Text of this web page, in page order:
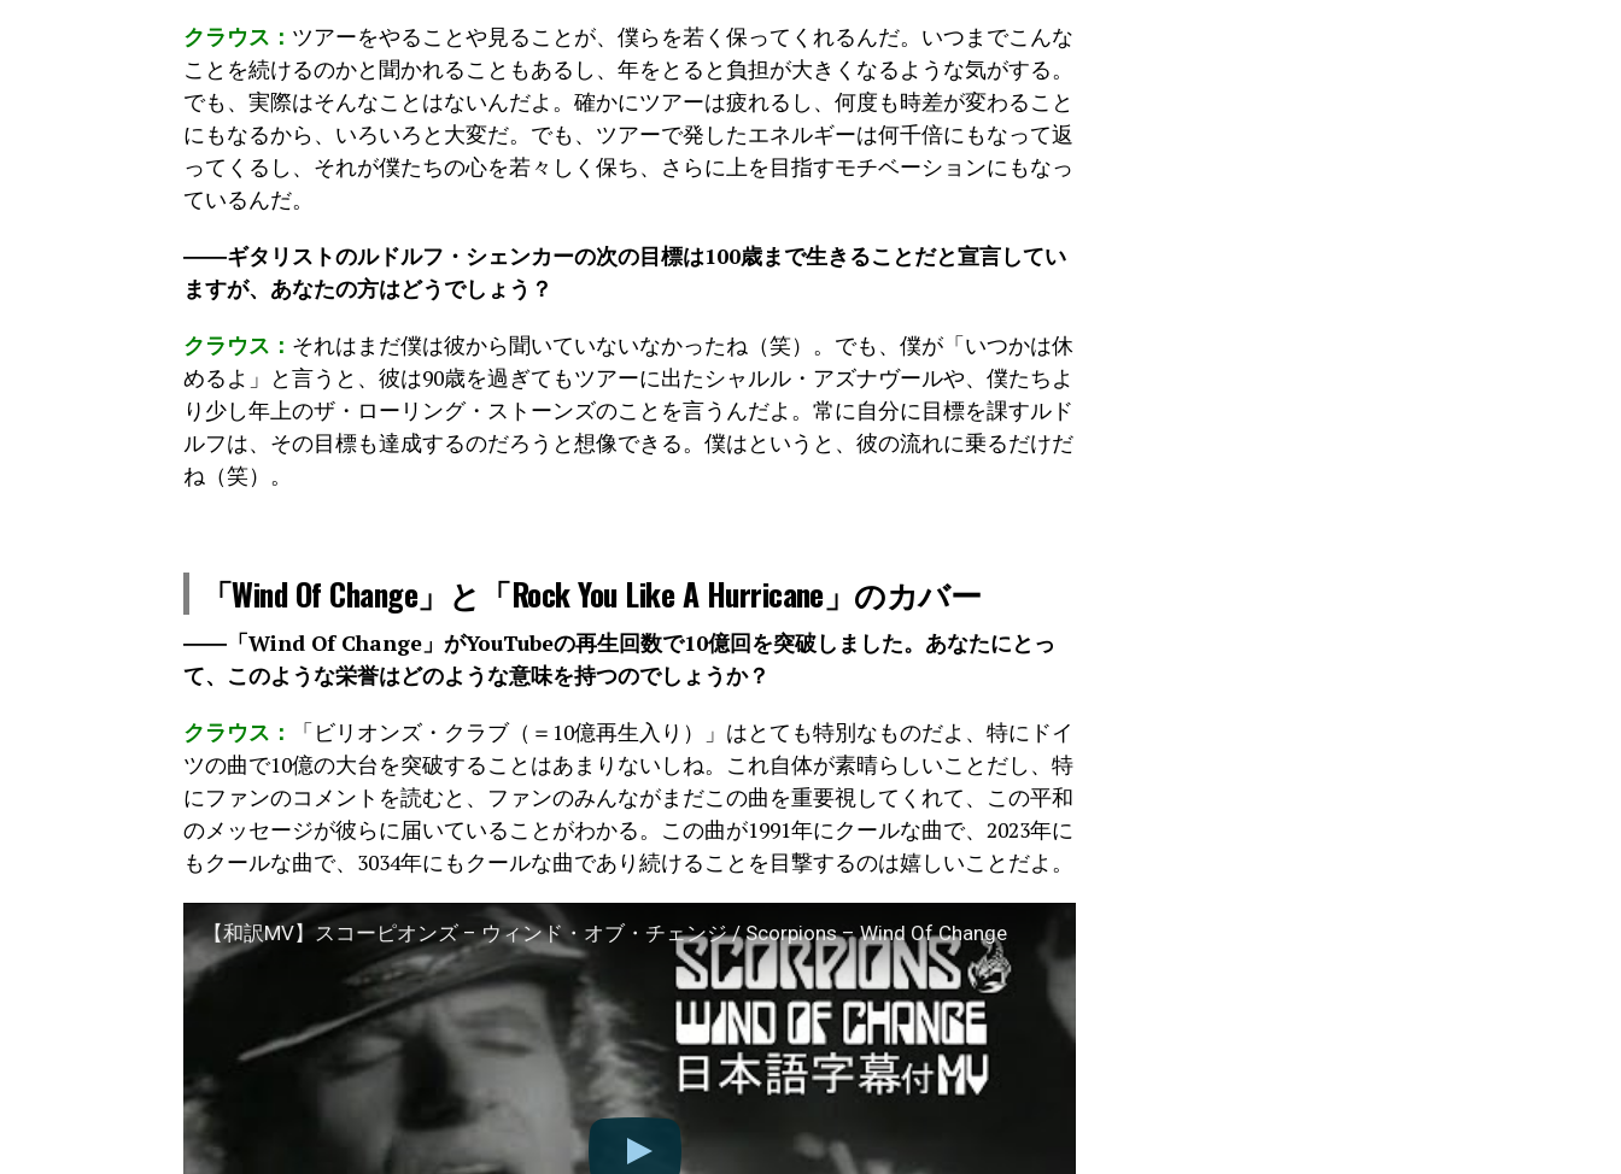
クラウス： ツアーをやることや見ることが、僕らを若く保ってくれるんだ。いつまでこんな
ことを続けるのかと聞かれることもあるし、年をとると負担が大きくなるような気がする。
でも、実際はそんなことはないんだよ。確かにツアーは疲れるし、何度も時差が変わること
にもなるから、いろいろと大変だ。でも、ツアーで発したエネルギーは何千倍にもなって返
ってくるし、それが僕たちの心を若々しく保ち、さらに上を目指すモチベーションにもなっ
ているんだ。
――ギタリストのルドルフ・シェンカーの次の目標は100歳まで生きることだと宣言してい
ますが、あなたの方はどうでしょう？
クラウス： それはまだ僕は彼から聞いていないなかったね（笑）。でも、僕が「いつかは休
めるよ」と言うと、彼は90歳を過ぎてもツアーに出たシャルル・アズナヴールや、僕たちよ
り少し年上のザ・ローリング・ストーンズのことを言うんだよ。常に自分に目標を課すルド
ルフは、その目標も達成するのだろうと想像できる。僕はというと、彼の流れに乗るだけだ
ね（笑）。
「Wind Of Change」と「Rock You Like A Hurricane」のカバー
――「Wind Of Change」がYouTubeの再生回数で10億回を突破しました。あなたにとっ
て、このような栄誉はどのような意味を持つのでしょうか？
クラウス：
「ビリオンズ・クラブ（＝10億再生入り）」はとても特別なものだよ、特にドイ
ツの曲で10億の大台を突破することはあまりないしね。これ自体が素晴らしいことだし、特
にファンのコメントを読むと、ファンのみんながまだこの曲を重要視してくれて、この平和
のメッセージが彼らに届いていることがわかる。この曲が1991年にクールな曲で、2023年に
もクールな曲で、3034年にもクールな曲であり続けることを目撃するのは嬉しいことだよ。
【和訳MV】スコーピオンズ – ウィンド・オブ・チェンジ / Scorpions – Wind Of Change